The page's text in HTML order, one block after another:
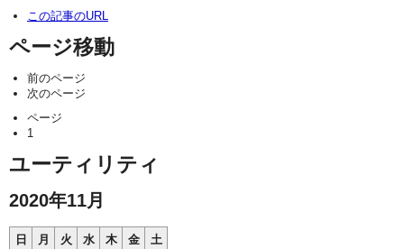
この記事のURL
ページ移動
前のページ
次のページ
ページ
1
ユーティリティ
2020年11月
日 月 火 水 木 金
土